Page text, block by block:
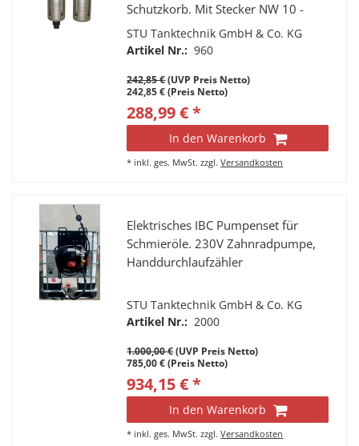
Schutzkorb. Mit Stecker NW 10 -
3/8" und Stecker NW 10 - 1/2", 1 x
Schnellkupplung NW10 1/2" AG
STU Tanktechnik GmbH & Co. KG
Artikel Nr.: 960
242,85 €(UVP Preis Netto)
242,85 € (Preis Netto)
288,99 € *
In den Warenkorb
* inkl. ges. MwSt. zzgl.Versandkosten
Elektrisches IBC Pumpenset für
Schmieröle. 230V Zahnradpumpe,
Handdurchlaufzähler
STU Tanktechnik GmbH & Co. KG
Artikel Nr.: 2000
1.000,00 €(UVP Preis Netto)
785,00 € (Preis Netto)
934,15 € *
In den Warenkorb
* inkl. ges. MwSt. zzgl.Versandkosten